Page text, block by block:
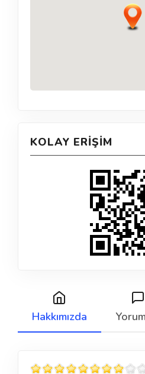
KOLAY ERIŞIM
Hakkımızda